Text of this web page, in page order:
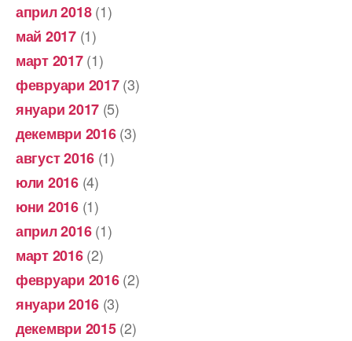
април 2018(1)
май 2017(1)
март 2017(1)
февруари 2017(3)
януари 2017 (5)
декември 2016(3)
август 2016 (1)
юли 2016(4)
юни 2016(1)
април 2016(1)
март 2016(2)
февруари 2016(2)
януари 2016 (3)
декември 2015(2)